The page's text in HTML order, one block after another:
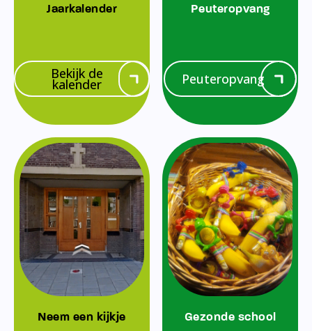
Jaarkalender
Bekijk de
kalender
Peuteropvang
Peuteropvang
Neem een kijkje Gezonde school